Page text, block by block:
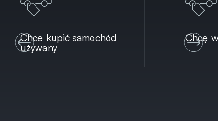
Chce kupić samochód
używany
Chcę